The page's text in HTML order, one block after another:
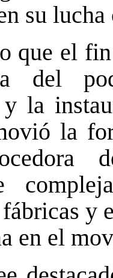
su
que el
del
y la
la
y
en el